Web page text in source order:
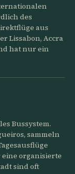
des
aus
Lissabon, Accra
hat nur ein
Bussystem.
sammeln
organisierte
sind oft